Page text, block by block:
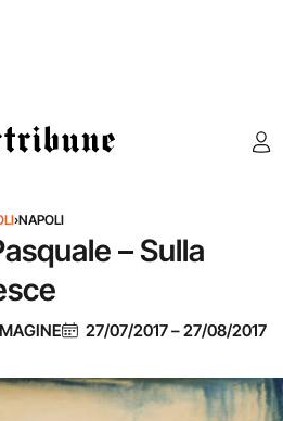
›NAPOLI
– Sulla
27/07/2017–27/08/2017